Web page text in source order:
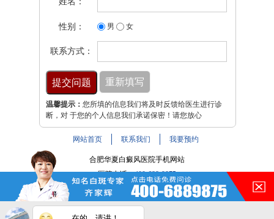
性别： 男 女
联系方式：
温馨提示： 您所填的信息我们将及时反馈给医生进行诊
断，对 于您的个人信息我们承诺保密！请您放心
网站首页 联系我们 我要预约
合肥华夏白癜风医院手机网站
医院电话：400-688-9875
医院地址：合肥市铜陵路与裕溪路交叉路口
注：本网站信息仅供参考，不能作为诊断及医疗依据，服用